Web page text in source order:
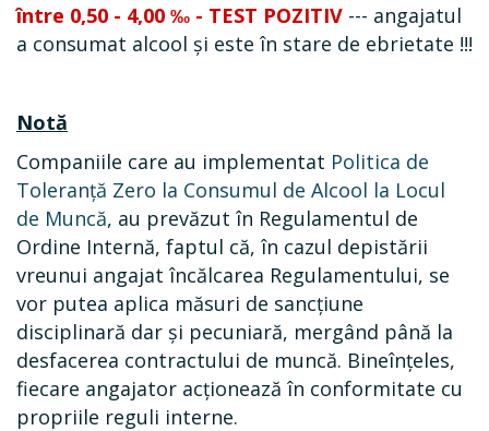
între 0,50 - 4,00 ‰ - TEST POZITIV --- angajatul
a consumat alcool și este în stare de ebrietate !!!
Notă
Companiile care au implementat Politica de
Toleranță Zero la Consumul de Alcool la Locul
de Muncă, au prevăzut în Regulamentul de
Ordine Internă, faptul că, în cazul depistării
vreunui angajat încălcarea Regulamentului, se
vor putea aplica măsuri de sancțiune
disciplinară dar și pecuniară, mergând până la
desfacerea contractului de muncă. Bineînțeles,
fiecare angajator acționează în conformitate cu
propriile reguli interne.